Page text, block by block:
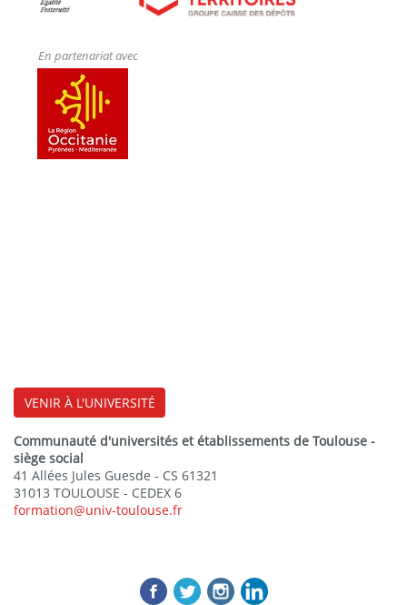
En partenariat avec
VENIR À L'UNIVERSITÉ
Communauté d'universités et établissements de Toulouse -
siège social
41 Allées Jules Guesde - CS 61321
31013 TOULOUSE - CEDEX 6
formation@univ-toulouse.fr